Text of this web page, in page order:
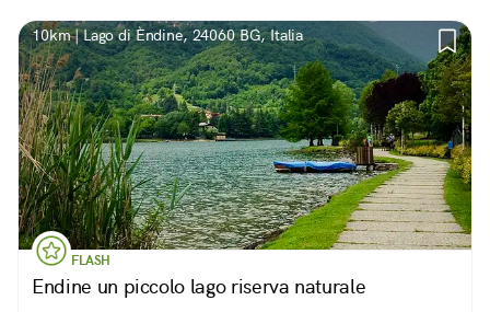
10km | Lago di Èndine, 24060 BG, Italia
FLASH
Endine un piccolo lago riserva naturale